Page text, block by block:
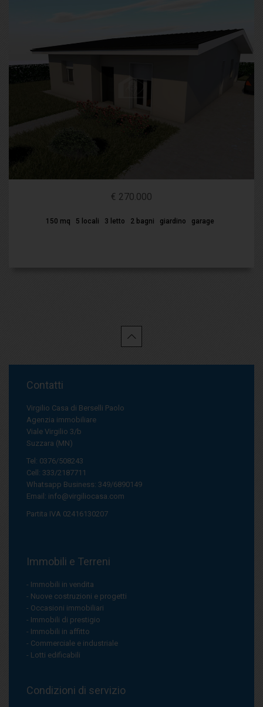
€ 270.000
150 mq 5 locali 3 letto 2 bagni giardino garage
Contatti
Virgilio Casa di Berselli Paolo
Agenzia immobiliare
Viale Virgilio 3/b
Suzzara (MN)
Tel: 0376/508243
Cell: 333/2187711
Whatsapp Business: 349/6890149
Email: info@virgiliocasa.com
Partita IVA 02416130207
Immobili e Terreni
Immobili in vendita
Nuove costruzioni e progetti
Occasioni immobiliari
Immobili di prestigio
Immobili in affitto
Commerciale e industriale
Lotti edificabili
Condizioni di servizio